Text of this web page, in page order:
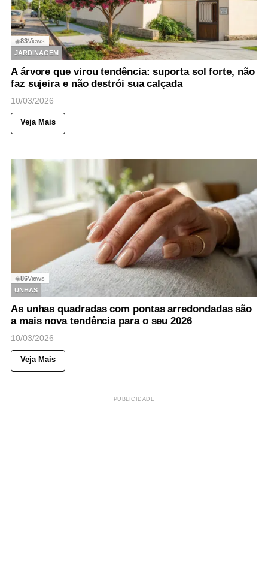
◉83Views
JARDINAGEM
A árvore que virou tendência: suporta sol forte, não
faz sujeira e não destrói sua calçada
10/03/2026
Veja Mais
◉86Views
UNHAS
As unhas quadradas com pontas arredondadas são
a mais nova tendência para o seu 2026
10/03/2026
Veja Mais
PUBLICIDADE